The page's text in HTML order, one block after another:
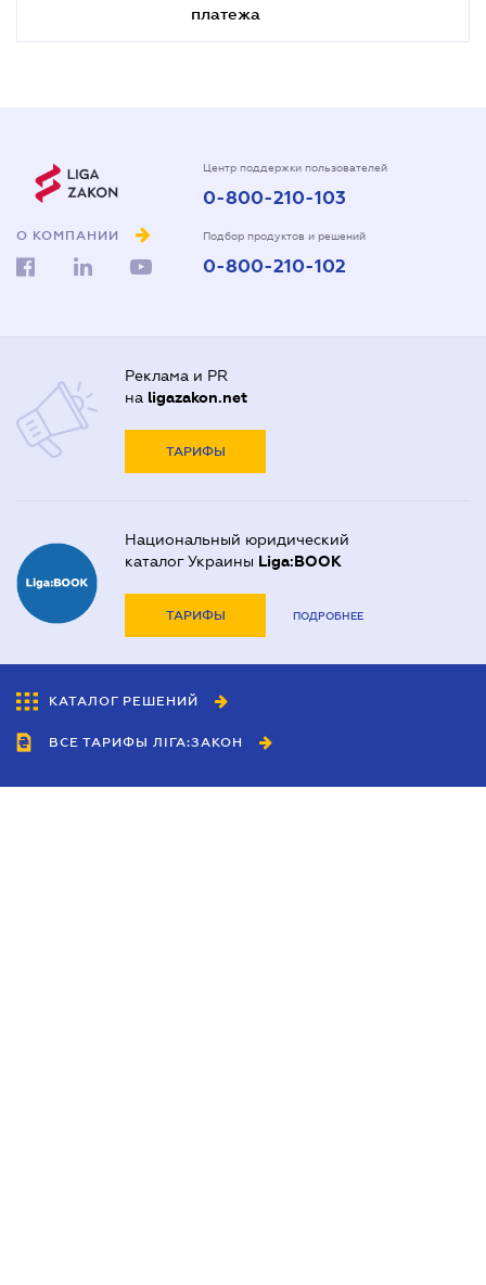
платежа
О КОМПАНИИ
Центр поддержки пользователей
0-800-210-103
Подбор продуктов и решений
0-800-210-102
Реклама и PR
на ligazakon.net
ТАРИФЫ
Национальный юридический
каталог Украины Liga:BOOK
ТАРИФЫ ПОДРОБНЕЕ
КАТАЛОГ РЕШЕНИЙ
ВСЕ ТАРИФЫ ЛІГА:ЗАКОН